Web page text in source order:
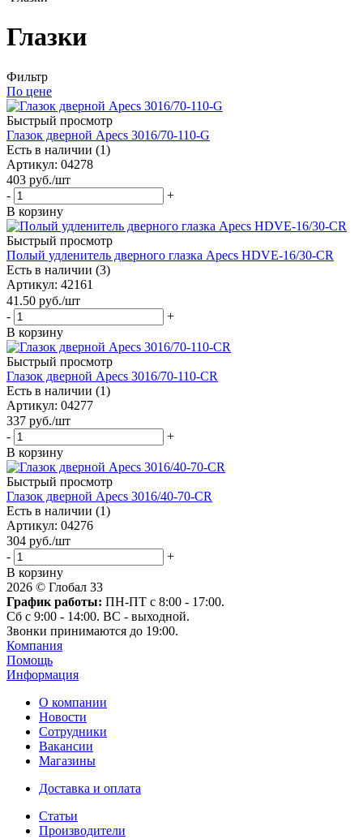
Глазки
Фильтр
По цене
Быстрый просмотр
Глазок дверной Apecs 3016/70-110-G
Есть в наличии (1)
Артикул: 04278
403 руб./шт
-
+
В корзину
Быстрый просмотр
Полый удленитель дверного глазка Apecs HDVE-16/30-CR
Есть в наличии (3)
Артикул: 42161
41.50 руб./шт
-
+
В корзину
Быстрый просмотр
Глазок дверной Apecs 3016/70-110-CR
Есть в наличии (1)
Артикул: 04277
337 руб./шт
-
+
В корзину
Быстрый просмотр
Глазок дверной Apecs 3016/40-70-CR
Есть в наличии (1)
Артикул: 04276
304 руб./шт
-
+
В корзину
2026 © Глобал 33
График работы: ПН-ПТ с 8:00 - 17:00.
Сб с 9:00 - 14:00. ВС - выходной.
Звонки принимаются до 19:00.
Компания
Помощь
Информация
О компании
Новости
Сотрудники
Вакансии
Магазины
Доставка и оплата
Статьи
Производители